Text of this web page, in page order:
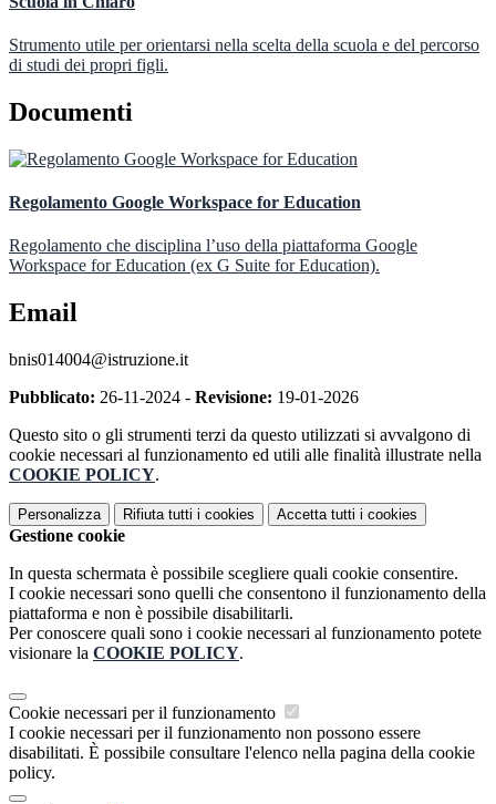
Strumento utile per orientarsi nella scelta della scuola e del percorso
di studi dei propri figli.
Documenti
Regolamento Google Workspace for Education
Regolamento che disciplina l’uso della piattaforma Google
Workspace for Education (ex G Suite for Education).
Email
bnis014004@istruzione.it
Pubblicato: 26-11-2024 - Revisione: 19-01-2026
Questo sito o gli strumenti terzi da questo utilizzati si avvalgono di
cookie necessari al funzionamento ed utili alle finalità illustrate nella
COOKIE POLICY.
Personalizza Rifiuta tutti i cookies Accetta tutti i cookies
Gestione cookie
In questa schermata è possibile scegliere quali cookie consentire.
I cookie necessari sono quelli che consentono il funzionamento della
piattaforma e non è possibile disabilitarli.
Per conoscere quali sono i cookie necessari al funzionamento potete
visionare la COOKIE POLICY.
Cookie necessari per il funzionamento
I cookie necessari per il funzionamento non possono essere
disabilitati. È possibile consultare l'elenco nella pagina della cookie
policy.